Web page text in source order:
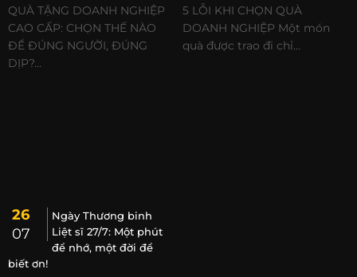
QUÀ TẶNG DOANH NGHIỆP
CAO CẤP: CHỌN THẾ NÀO
ĐỂ ĐÚNG NGƯỜI, ĐÚNG
DỊP?...
5 LỖI KHI CHỌN QUÀ
DOANH NGHIỆP Một món
quà được trao đi chỉ...
26
07
Ngày Thương binh
Liệt sĩ 27/7: Một phút
để nhớ, một đời để
biết ơn!